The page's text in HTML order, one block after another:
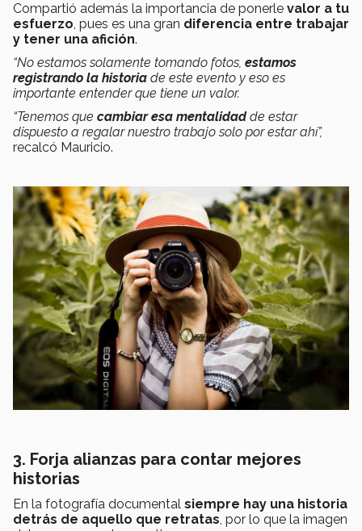
Compartió además la importancia de ponerle valor a tu
esfuerzo, pues es una gran diferencia entre trabajar
y tener una afición.
“No estamos solamente tomando fotos, estamos
registrando la historia de este evento y eso es
importante entender que tiene un valor.
“Tenemos que cambiar esa mentalidadde estar
dispuesto a regalar nuestro trabajo solo por estar ahí”,
recalcó Mauricio.
3. Forja alianzas para contar mejores
historias
En la fotografía documental siempre hay una historia
detrás de aquello que retratas, por lo que la imagen